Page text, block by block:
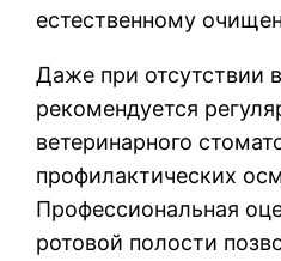
естественному
Даже при отсутствии
рекомендуется
ветеринарного
профилактических
Профессиональная
ротовой полости